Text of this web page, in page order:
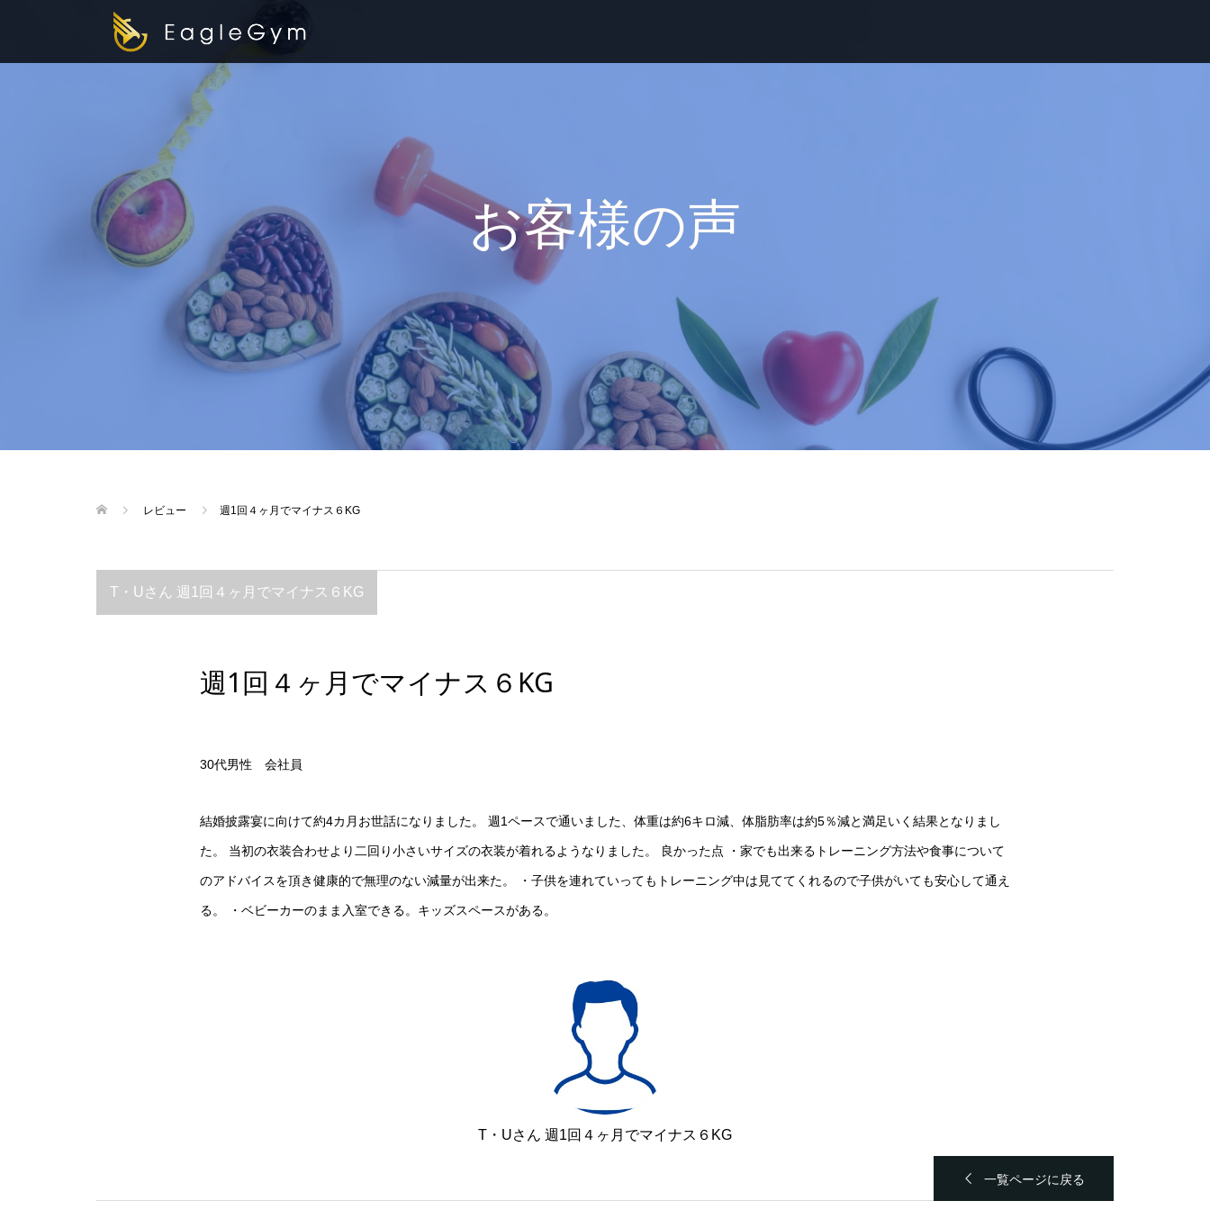
お客様の声
レビュー 週1回４ヶ月でマイナス６KG
T・Uさん 週1回４ヶ月でマイナス６KG
週1回４ヶ月でマイナス６KG
30代男性 会社員
結婚披露宴に向けて約4カ月お世話になりました。 週1ペースで通いました、体重は約6キロ減、体脂肪率は約5％減と満足いく結果となりまし
た。 当初の衣装合わせより二回り小さいサイズの衣装が着れるようなりました。 良かった点 ・家でも出来るトレーニング方法や食事について
のアドバイスを頂き健康的で無理のない減量が出来た。 ・子供を連れていってもトレーニング中は見ててくれるので子供がいても安心して通え
る。 ・ベビーカーのまま入室できる。キッズスペースがある。
T・Uさん 週1回４ヶ月でマイナス６KG
一覧ページに戻る